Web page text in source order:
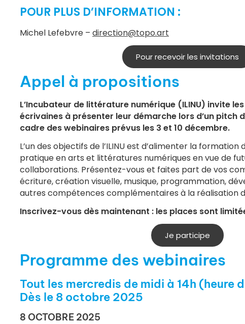
POUR PLUS D’INFORMATION :
Michel Lefebvre – direction@topo.art
Pour recevoir les invitations
Appel à propositions
L’Incubateur de littérature numérique (ILINU) invite
écrivaines à présenter leur démarche lors d’un pitch
cadre des webinaires prévus les 3 et 10 décembre.
L’un des objectifs de l’ILINU est d’alimenter la
pratique en arts et littératures numériques en vue de
collaborations. Présentez-vous et faites part de vos
écriture, création visuelle, musique, programmation,
autres compétences complémentaires à la réalisation
Inscrivez-vous dès maintenant : les places sont
Je participe
Programme des webinaires
Tout les mercredis de midi à 14h (heure
Dès le 8 octobre 2025
8 OCTOBRE 2025